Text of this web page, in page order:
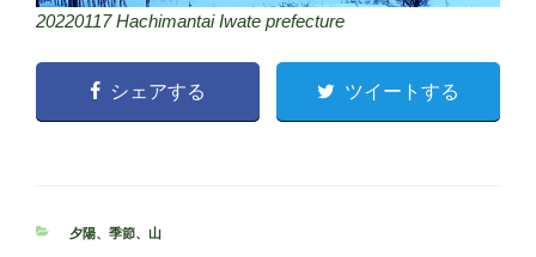
20220117 Hachimantai Iwate prefecture
シェアする ツイートする
カ
夕陽、 季節、 山